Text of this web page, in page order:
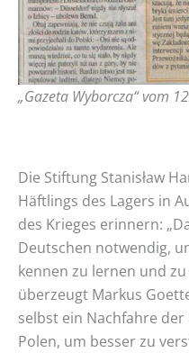
„Gazeta Wyborcza“ vom
Die Stiftung Stanisław
Häftlings des Lagers in
des Krieges erinnern:
Deutschen notwendig,
kennen zu lernen und
überzeugt Markus
selbst ein Nachfahre
Polen, um besser zu